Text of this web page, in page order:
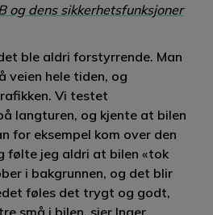
og dens sikkerhetsfunksjoner
ble aldri forstyrrende. Man
veien hele tiden, og
Vi testet
langturen, og kjente at bilen
for eksempel kom over den
følte jeg aldri at bilen «tok
i bakgrunnen, og det blir
føles det trygt og godt,
små i bilen, sier Inger.